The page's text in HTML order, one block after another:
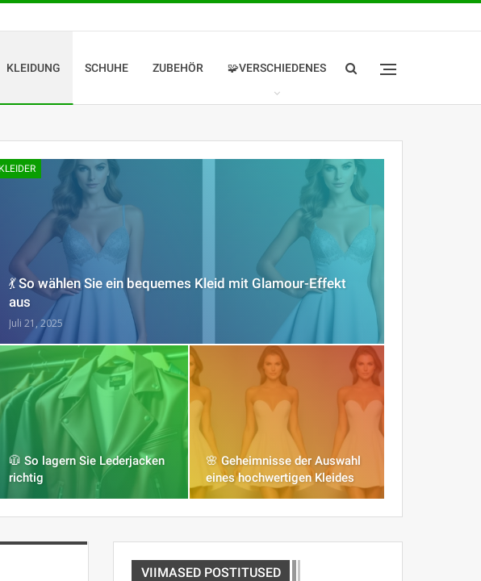
KLEIDUNG SCHUHE ZUBEHÖR 🧩VERSCHIEDENES
KLEIDER
💃 So wählen Sie ein bequemes Kleid mit Glamour-Effekt
aus
Juli 21, 2025
🧥 So lagern Sie Lederjacken
richtig
🌸 Geheimnisse der Auswahl
eines hochwertigen Kleides
VIIMASED POSTITUSED